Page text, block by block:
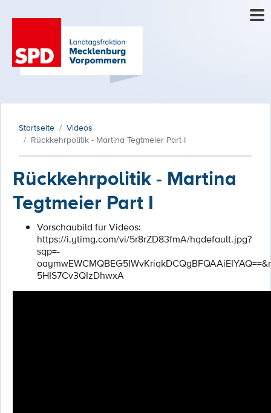
Startseite
Videos
Rückkehrpolitik - Martina Tegtmeier Part I
Rückkehrpolitik - Martina
Tegtmeier Part I
Vorschaubild für Videos:
https://i.ytimg.com/vi/5r8rZD83fmA/hqdefault.jpg?
sqp=-
5HIS7Cv3QIzDhwxA